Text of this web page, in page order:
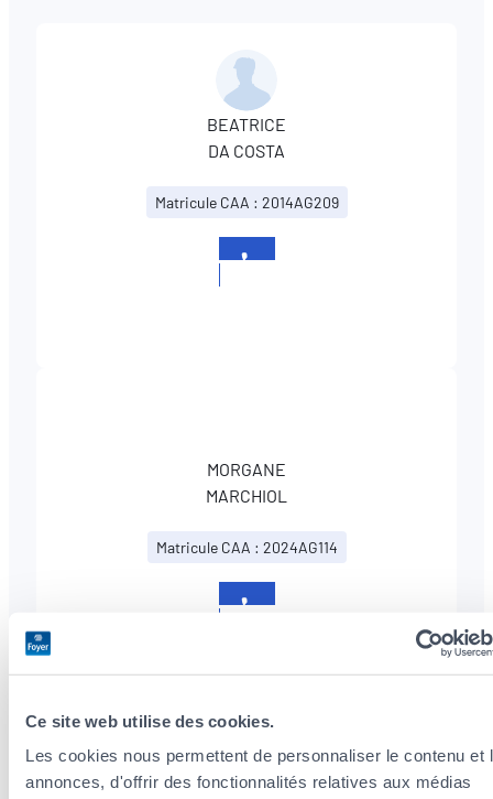
Ce site web utilise des cookies.
Les cookies nous permettent de personnaliser le contenu et
annonces, d'offrir des fonctionnalités relatives aux médias
BEATRICE
DA COSTA
Matricule CAA : 2014AG209
MORGANE
MARCHIOL
Matricule CAA : 2024AG114
+33